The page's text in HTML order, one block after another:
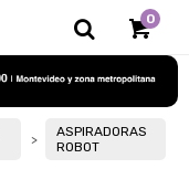
0
ASPIRADORAS
ROBOT